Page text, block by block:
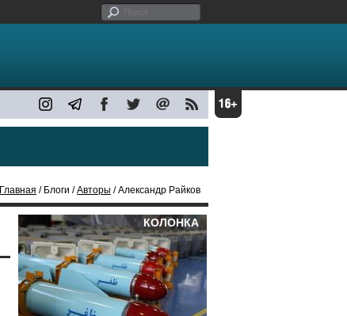
Главная / Блоги /Авторы / Александр Райков
КОЛОНКА